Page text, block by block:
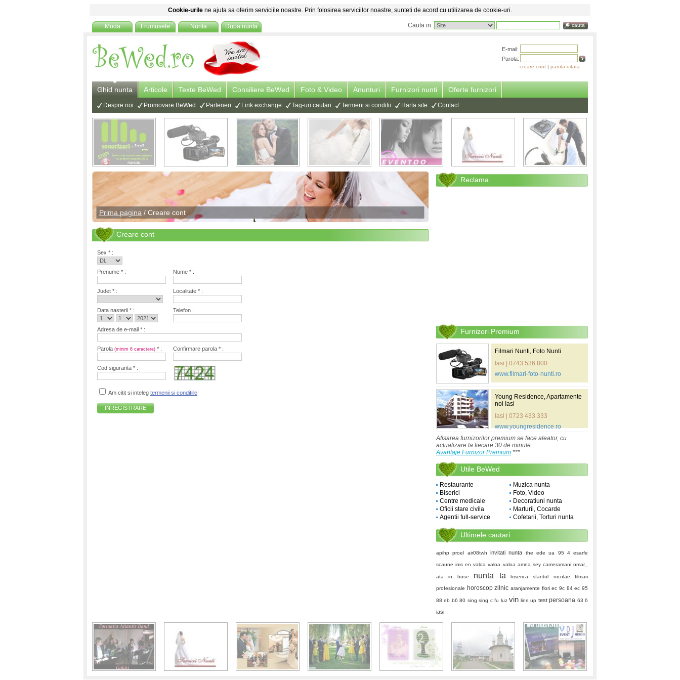
Cookie-urile ne ajuta sa oferim serviciile noastre. Prin folosirea serviciilor noastre, sunteti de acord cu utilizarea de cookie-uri.
Moda Frumusete Nunta Dupa nunta Cauta in cauta
E-mail:
Parola:
creare cont | parola uitata
Ghid nunta Articole Texte BeWed Consiliere BeWed Foto & Video Anunturi Furnizori nunti Oferte furnizori
Despre noi Promovare BeWed Parteneri Link exchange Tag-uri cautari Termeni si conditii Harta site Contact
Prima pagina / Creare cont
Creare cont
Sex * :
Prenume * : Nume * :
Judet * : Localitate * :
Data nasterii * : Telefon :
Adresa de e-mail * :
Parola (minim 6 caractere) * : Confirmare parola * :
Cod siguranta * :
Am citit si inteleg termenii si conditiile
INREGISTRARE
Reclama
Furnizori Premium
Filmari Nunti, Foto Nunti
Iasi | 0743 536 800
www.filmari-foto-nunti.ro
Young Residence, Apartamente
noi Iasi
Iasi | 0723 433 333
www.youngresidence.ro
Afisarea furnizorilor premium se face aleator, cu
actualizare la fiecare 30 de minute.
Avantaje Furnizor Premium ***
Utile BeWed
Restaurante
Biserici
Centre medicale
Oficii stare civila
Agentii full-service
Muzica nunta
Foto, Video
Decoratiuni nunta
Marturii, Cocarde
Cofetarii, Torturi nunta
Ultimele cautari
apihp proel air08twh invitati nunta the ede ua 95 4 esarfe
scaune inis en valoa valoa valoa amna sey cameramani omar_
ata in huse nunta ta biserica sfantul nicolae filmari
profesionale horoscop zilnic aranjamente flori ec 9c 84 ec 95
88 eb b6 80 sing sing c fu luz vin line up test persoana 63 6
iasi